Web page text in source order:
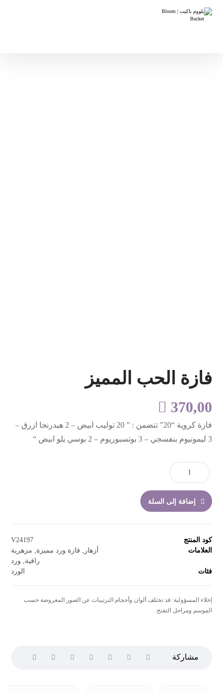
فازة الحب المميز
 370,00
فازة كروية “20” تتضمن : ” 20 توليب ابيض – 2 هيدرنجا ازرق –
3 ليمونيوم بنفسجي – 3 بوتسبوريوم – 2 بوسي يلو ابيض “
إضافة إلى السلة
كود المنتج
V24197
العلامات
أزهار فازة ورد مميزة
مزهرية
راقية
ورد
فئات
الورد
إخلاء المسؤولية: قد تختلف ألوان وأحجام الترتيبات عن الصور المعروضة حسب
الموسم ومراحل التفتح.